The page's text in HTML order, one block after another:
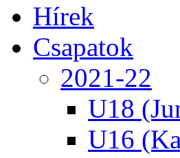
Hírek
Csapatok
2021-22
U18
U16